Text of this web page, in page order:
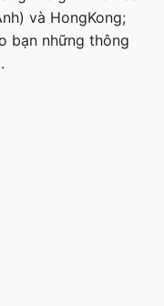
và HongKong;
bạn những thông